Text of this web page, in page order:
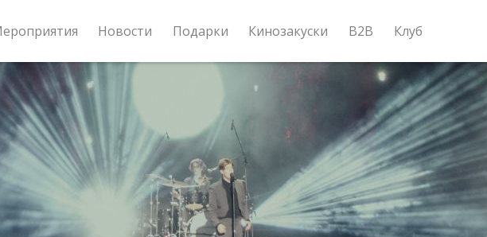
Новости Подарки Кинозакуски B2B Клуб